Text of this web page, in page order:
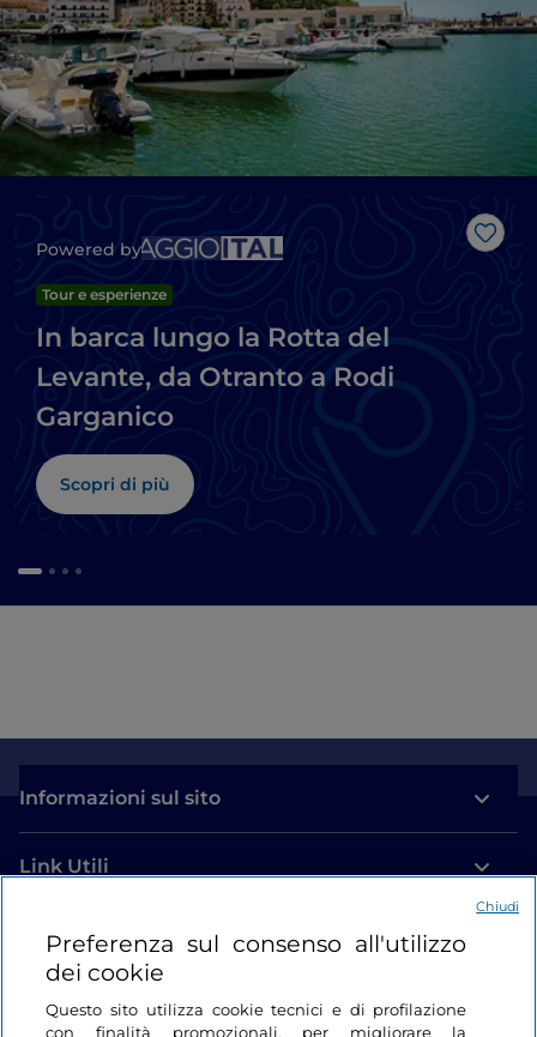
Like
Powered by
Tour e esperienze
In barca lungo la Rotta del
Levante, da Otranto a Rodi
Garganico
Scopri di più
Informazioni sul sito
Link Utili
Login
Restiamo in contatto
Preferenza sul consenso all'utilizzo
dei cookie
Questo sito utilizza cookie tecnici e di profilazione
con finalità promozionali, per migliorare la
Chiudi